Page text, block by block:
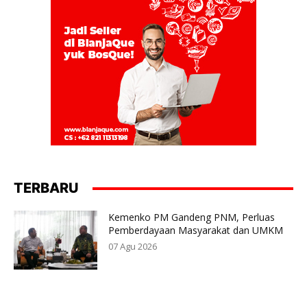
TERBARU
Kemenko PM Gandeng PNM, Perluas
Pemberdayaan Masyarakat dan UMKM
07 Agu 2026